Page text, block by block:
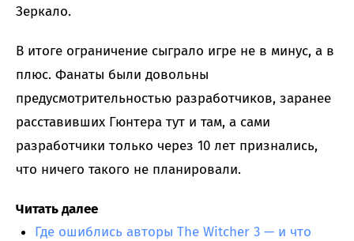
Зеркало.
В итоге ограничение сыграло игре не в минус, а в
плюс. Фанаты были довольны
предусмотрительностью разработчиков, заранее
расставивших Гюнтера тут и там, а сами
разработчики только через 10 лет признались,
что ничего такого не планировали.
Читать далее
Где ошиблись авторы The Witcher 3 — и что